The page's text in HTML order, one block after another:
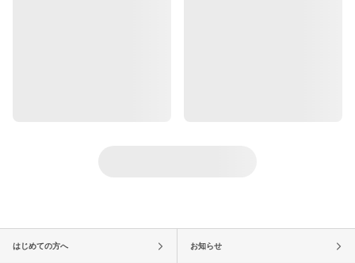
はじめての方へ お知らせ